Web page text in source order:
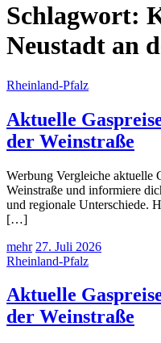
Schlagwort:
Neustadt an
Rheinland-Pfalz
Aktuelle
der Weinstraße
Werbung Vergleiche aktuelle
Weinstraße und informiere
und regionale Unterschiede.
[…]
mehr 27. Juli 2026
Rheinland-Pfalz
Aktuelle
der Weinstraße